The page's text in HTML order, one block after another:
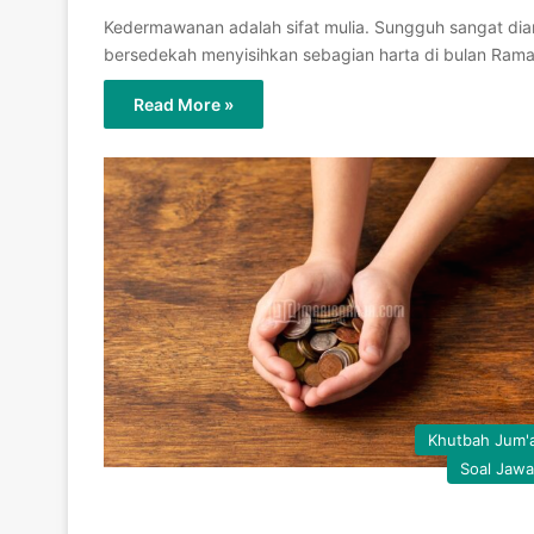
Kedermawanan adalah sifat mulia. Sungguh sangat
bersedekah menyisihkan sebagian harta di bulan
Read More »
Khutbah
Soal